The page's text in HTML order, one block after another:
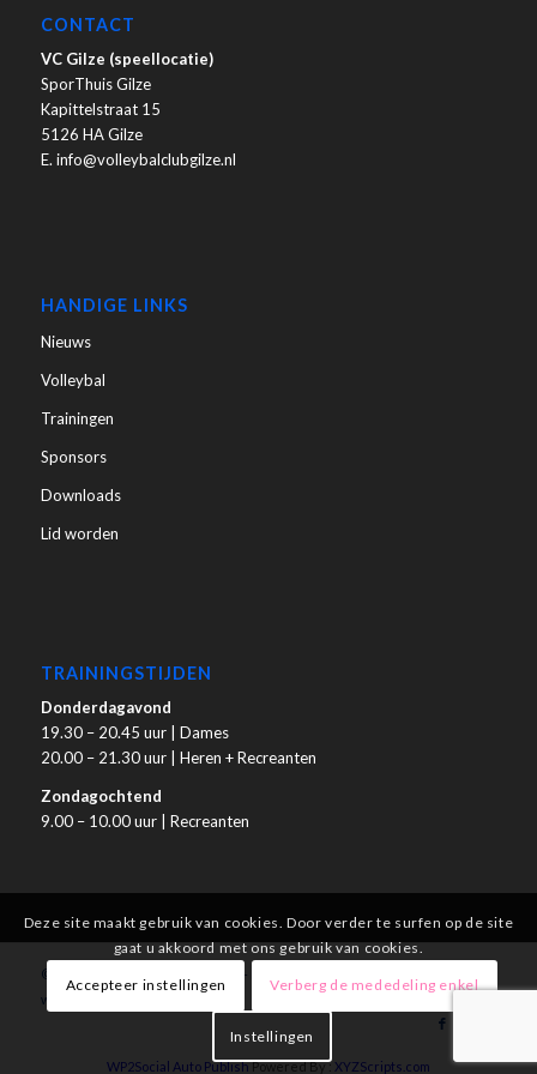
CONTACT
VC Gilze (speellocatie)
SporThuis Gilze
Kapittelstraat 15
5126 HA Gilze
E. info@volleybalclubgilze.nl
HANDIGE LINKS
Nieuws
Volleybal
Trainingen
Sponsors
Downloads
Lid worden
TRAININGSTIJDEN
Donderdagavond
19.30 – 20.45 uur | Dames
20.00 – 21.30 uur | Heren + Recreanten
Zondagochtend
9.00 – 10.00 uur | Recreanten
© Copyright - Volleybalclub Gilze - Deze website wordt gehost bij
webhosting
Deze site maakt gebruik van cookies. Door verder te surfen op de site
gaat u akkoord met ons gebruik van cookies.
Accepteer instellingen Verberg de mededeling enkel
Instellingen
WP2Social Auto PublishPowered By : XYZScripts.com